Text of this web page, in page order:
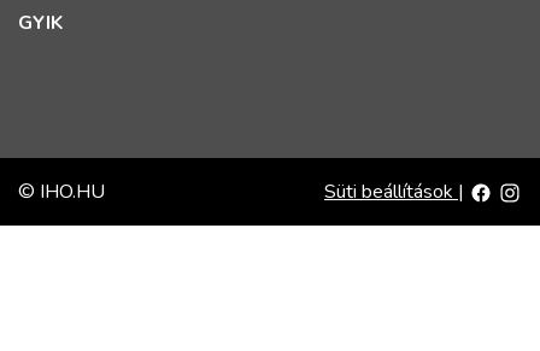
GYIK
© IHO.HU Süti beállítások |